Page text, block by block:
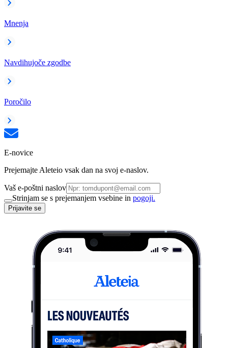
Mnenja
Navdihujoče zgodbe
Poročilo
E-novice
Prejemajte Aleteio vsak dan na svoj e-naslov.
Vaš e-poštni naslov
Strinjam se s prejemanjem vsebine in pogoji.
Prijavite se